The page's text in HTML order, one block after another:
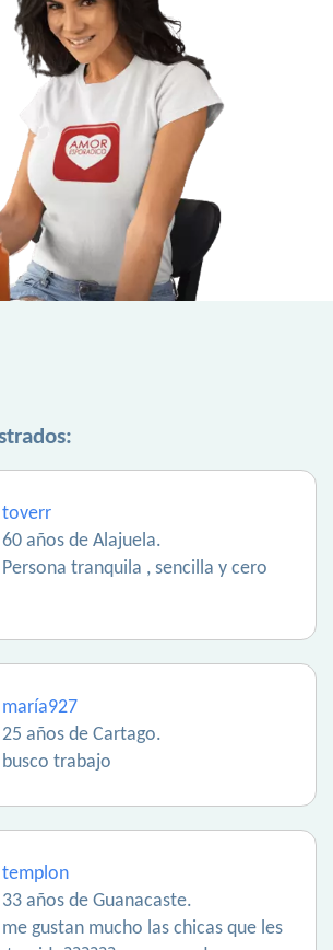
toverr
60 años de Alajuela.
Persona tranquila , sencilla y cero
maría927
25 años de Cartago.
busco trabajo
templon
33 años de Guanacaste.
me gustan mucho las chicas que les